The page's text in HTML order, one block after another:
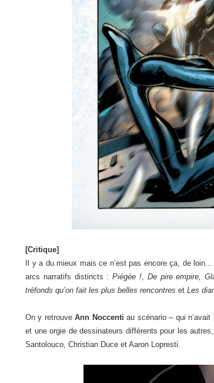
[Critique]
Il y a du mieux mais ce n’est pas encore ça, de
arcs narratifs distincts :Piégée ! De pire empire,
tréfonds qu’on fait les plus belles rencontres et Les
On y retrouveAnn Noccenti au scénario – qui
et une orgie de dessinateurs différents pour les
Santolouco, Christian Duce et Aaron Lopresti.